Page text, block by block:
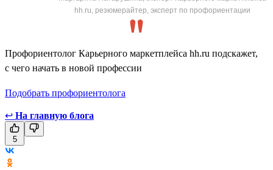
hh.ru, резюмерайтер, эксперт по профориентации
Профориентолог Карьерного маркетплейса hh.ru подскажет,
с чего начать в новой профессии
Подобрать профориентолога
↩ На главную блога
5